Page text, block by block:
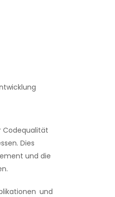
Codequalität
Dies
und die
und